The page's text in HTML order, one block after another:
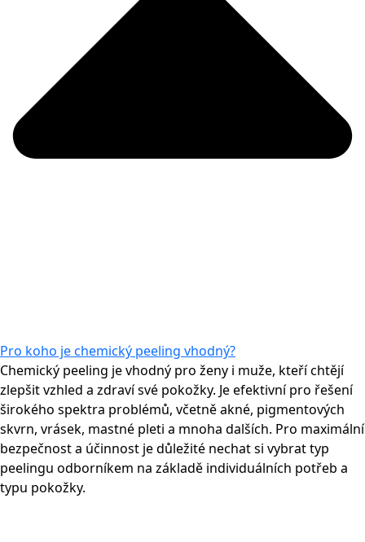
Pro koho je chemický peeling vhodný?
Chemický peeling je vhodný pro ženy i muže, kteří chtějí
zlepšit vzhled a zdraví své pokožky. Je efektivní pro řešení
širokého spektra problémů, včetně akné, pigmentových
skvrn, vrásek, mastné pleti a mnoha dalších. Pro maximální
bezpečnost a účinnost je důležité nechat si vybrat typ
peelingu odborníkem na základě individuálních potřeb a
typu pokožky.